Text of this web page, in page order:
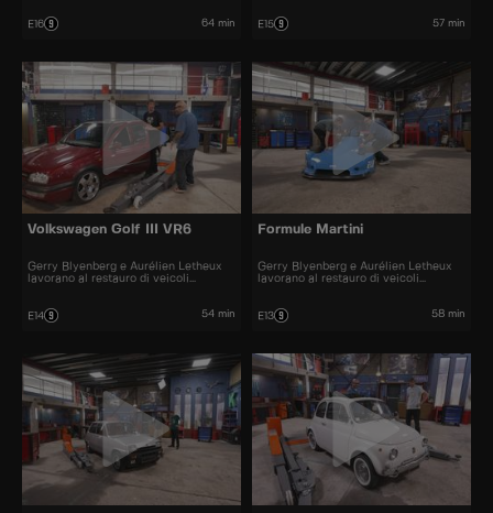
E16 64 min E15 57 min
Volkswagen Golf III VR6
Gerry Blyenberg e Aurélien Letheux
lavorano al restauro di veicoli
E14 54 min
Formule Martini
Gerry Blyenberg e Aurélien Letheux
lavorano al restauro di veicoli
E13 58 min